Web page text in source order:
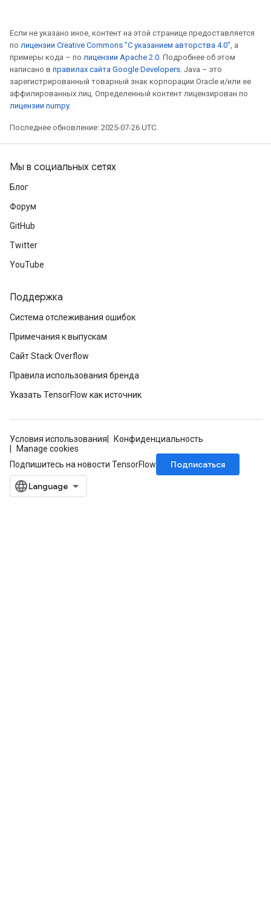
Если не указано иное, контент на этой странице предоставляется
по лицензии Creative Commons "С указанием авторства 4.0", а
примеры кода – по лицензии Apache 2.0. Подробнее об этом
написано в правилах сайта Google Developers. Java – это
зарегистрированный товарный знак корпорации Oracle и/или ее
аффилированных лиц. Определенный контент лицензирован по
лицензии numpy.
Последнее обновление: 2025-07-26 UTC.
Мы в социальных сетях
Блог
Форум
GitHub
Twitter
YouTube
Поддержка
Система отслеживания ошибок
Примечания к выпускам
Сайт Stack Overflow
Правила использования бренда
Указать TensorFlow как источник
Условия использования
Конфиденциальность
Manage cookies
Подпишитесь на новости TensorFlow
Подписаться